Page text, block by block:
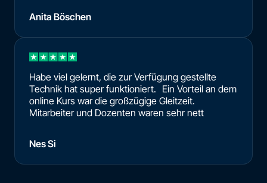
Anita Böschen
Habe viel gelernt, die zur Verfügung gestellte
Technik hat super funktioniert. Ein Vorteil an dem
online Kurs war die großzügige Gleitzeit.
Mitarbeiter und Dozenten waren sehr nett
Nes Si